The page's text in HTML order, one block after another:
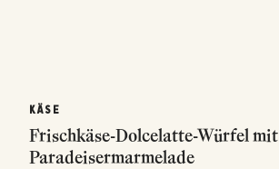
KÄSE
Frischkäse-Dolcelatte-Würfel mit
Paradeisermarmelade